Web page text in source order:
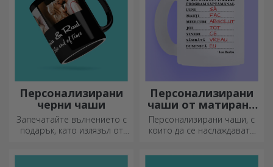
Персонализирани
черни чаши
Запечатайте вълнението с
подарък, като излязъл от
Персонализирани
чаши от матирано
стъкло
Персонализирани чаши, с
които да се наслаждавате